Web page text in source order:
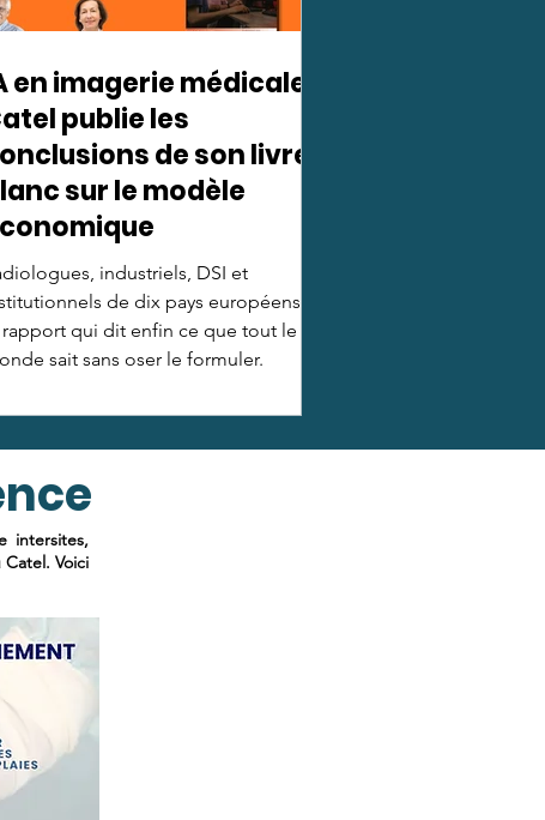
en imagerie médicale :
publie les
de son livre
sur le modèle
industriels, DSI et
de dix pays européens :
rapport qui dit enfin ce que tout le
sait sans oser le formuler.
intersites,
Voici